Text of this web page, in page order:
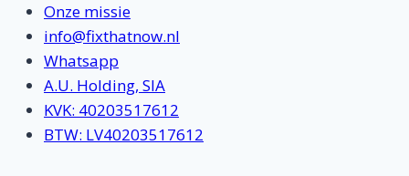
Onze missie
info@fixthatnow.nl
Whatsapp
A.U. Holding, SIA
KVK: 40203517612
BTW: LV40203517612